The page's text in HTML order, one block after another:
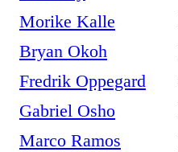
Morike Kalle
Bryan Okoh
Fredrik Oppegard
Gabriel Osho
Marco Ramos